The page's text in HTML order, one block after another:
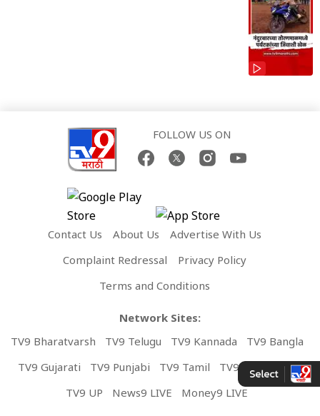
FOLLOW US ON
Contact Us About Us
Advertise With Us
Complaint Redressal
Privacy Policy
Terms and Conditions
Network Sites:
TV9 Bharatvarsh
TV9 Telugu TV9 Kannada
TV9 Bangla
TV9 Gujarati
TV9 Punjabi TV9 Tamil
TV9 Malayalam
TV9 UP
News9 LIVE Money9 LIVE